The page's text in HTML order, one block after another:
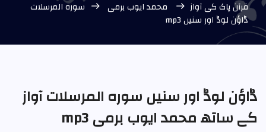
قرآن پاک کی آواز محمد ایوب برمی
سورہ المرسلات
ڈاؤن لوڈ اور سنیں mp3
ڈاؤن لوڈ اور سنیں سورہ المرسلات آواز
کے ساتھ محمد ایوب برمی mp3